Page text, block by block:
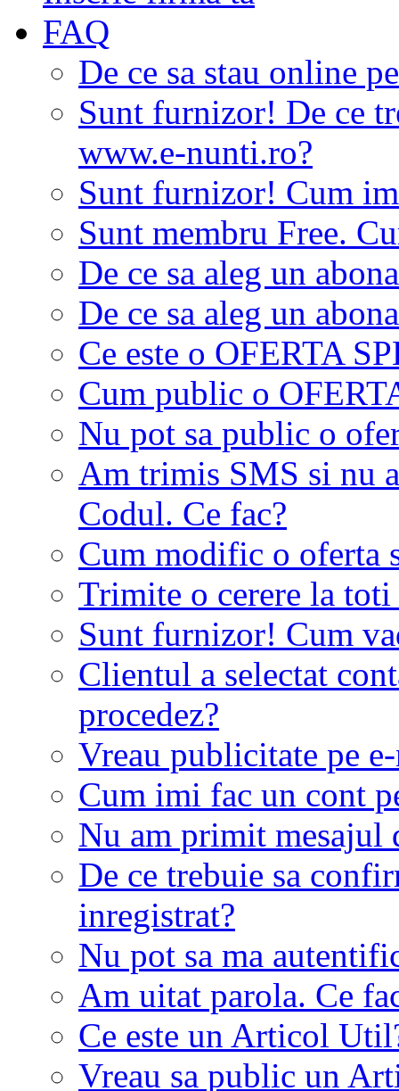
FAQ
De ce sa stau online
Sunt furnizor! De ce
www.e-nunti.ro?
Sunt furnizor! Cum
Sunt membru Free.
De ce sa aleg un
De ce sa aleg un
Ce este o OFERTA
Cum public o
Nu pot sa public o
Am trimis SMS si nu
Codul. Ce fac?
Cum modific o oferta
Trimite o cerere la
Sunt furnizor! Cum
Clientul a selectat
procedez?
Vreau publicitate pe
Cum imi fac un cont
Nu am primit mesajul
De ce trebuie sa
inregistrat?
Nu pot sa ma
Am uitat parola. Ce
Ce este un Articol
Vreau sa public un